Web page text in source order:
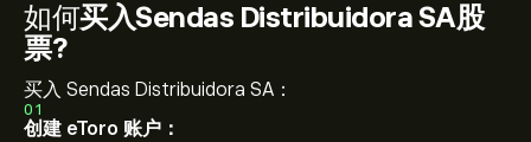
如何买入Sendas Distribuidora SA股
票?
买入 Sendas Distribuidora SA：
01
创建 eToro 账户：